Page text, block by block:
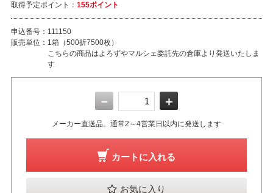
取得予定ポイント： 155ポイント
申込番号： 111150
販売単位： 1箱（500折7500枚）
こちらの商品はよろずやマルシェ委託先の倉庫より発送いたしま
す
－ ＋
メーカー直送品。通常2～4営業日以内に発送します
カートに入れる
お気に入り